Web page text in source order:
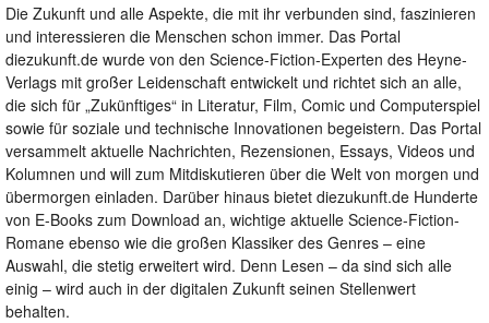
Die Zukunft und alle Aspekte, die mit ihr verbunden sind, faszinieren
und interessieren die Menschen schon immer. Das Portal
diezukunft.de wurde von den Science-Fiction-Experten des Heyne-
Verlags mit großer Leidenschaft entwickelt und richtet sich an alle,
die sich für „Zukünftiges“ in Literatur, Film, Comic und Computerspiel
sowie für soziale und technische Innovationen begeistern. Das Portal
versammelt aktuelle Nachrichten, Rezensionen, Essays, Videos und
Kolumnen und will zum Mitdiskutieren über die Welt von morgen und
übermorgen einladen. Darüber hinaus bietet diezukunft.de Hunderte
von E-Books zum Download an, wichtige aktuelle Science-Fiction-
Romane ebenso wie die großen Klassiker des Genres – eine
Auswahl, die stetig erweitert wird. Denn Lesen – da sind sich alle
einig – wird auch in der digitalen Zukunft seinen Stellenwert
behalten.